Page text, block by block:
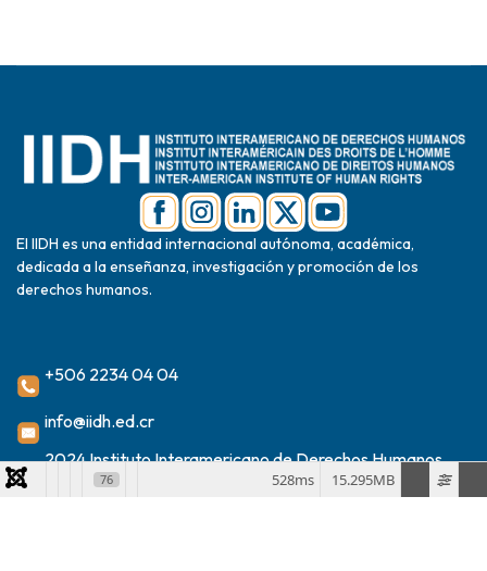
El IIDH es una entidad internacional autónoma, académica,
dedicada a la enseñanza, investigación y promoción de los
derechos humanos.
+506 2234 04 04
info@iidh.ed.cr
2024 Instituto Interamericano de Derechos Humanos
76 15.295MB
528ms